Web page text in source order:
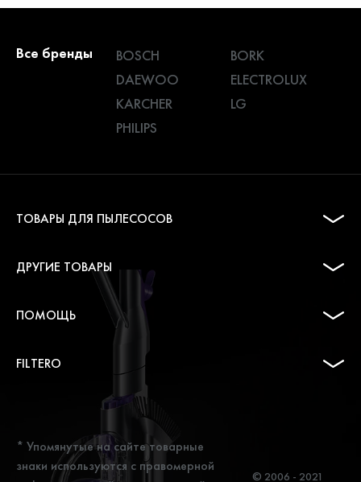
Все бренды BOSCH
BORK
DAEWOO
ELECTROLUX
KARCHER
LG
PHILIPS
ТОВАРЫ ДЛЯ ПЫЛЕСОСОВ
ДРУГИЕ ТОВАРЫ
ПОМОЩЬ
FILTERO
* Упомянутые на сайте товарные
знаки используются с правомерной
© 2006 - 2021